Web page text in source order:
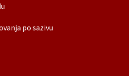
po sazivu